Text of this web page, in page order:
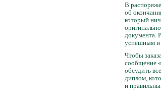
В
об
который
документа.
успешным и
Чтобы
сообщение «
обсудить
диплом,
и